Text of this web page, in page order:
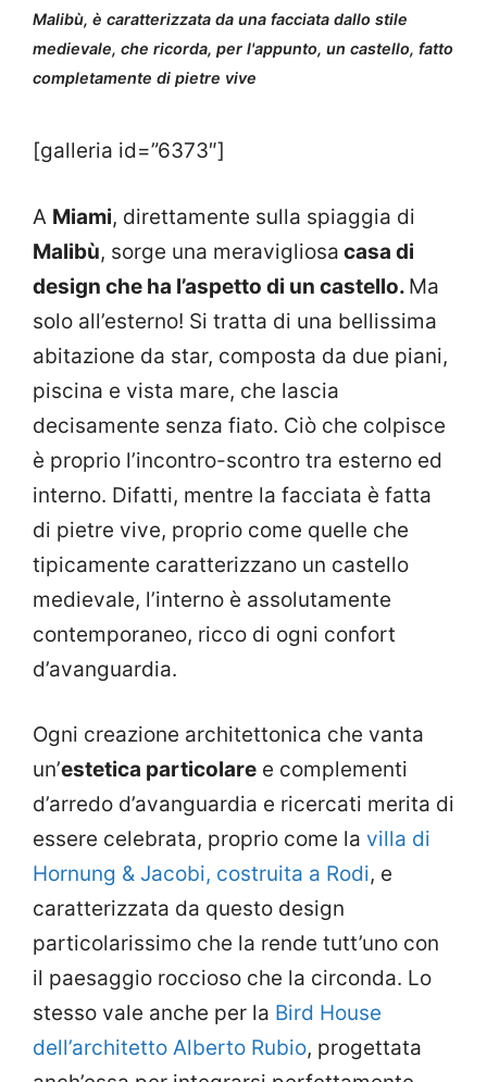
Malibù, è caratterizzata da una facciata dallo stile
medievale, che ricorda, per l'appunto, un castello, fatto
completamente di pietre vive
[galleria id=”6373″]
A Miami, direttamente sulla spiaggia di
Malibù, sorge una meravigliosa casa di
design che ha l’aspetto di un castello. Ma
solo all’esterno! Si tratta di una bellissima
abitazione da star, composta da due piani,
piscina e vista mare, che lascia
decisamente senza fiato. Ciò che colpisce
è proprio l’incontro-scontro tra esterno ed
interno. Difatti, mentre la facciata è fatta
di pietre vive, proprio come quelle che
tipicamente caratterizzano un castello
medievale, l’interno è assolutamente
contemporaneo, ricco di ogni confort
d’avanguardia.
Ogni creazione architettonica che vanta
un’estetica particolare e complementi
d’arredo d’avanguardia e ricercati merita di
essere celebrata, proprio come la villa di
Hornung & Jacobi, costruita a Rodi, e
caratterizzata da questo design
particolarissimo che la rende tutt’uno con
il paesaggio roccioso che la circonda. Lo
stesso vale anche per la Bird House
dell’architetto Alberto Rubio, progettata